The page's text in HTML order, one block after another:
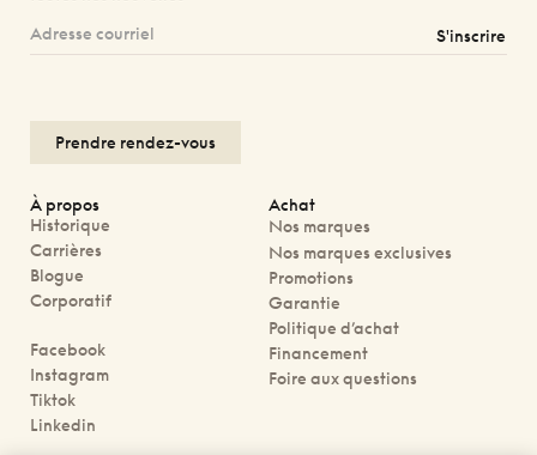
S'inscrire
Prendre rendez-vous
À propos
Historique
Carrières
Blogue
Corporatif
Facebook
Instagram
Tiktok
Linkedin
Achat
Nos marques
Nos marques exclusives
Promotions
Garantie
Politique d’achat
Financement
Foire aux questions